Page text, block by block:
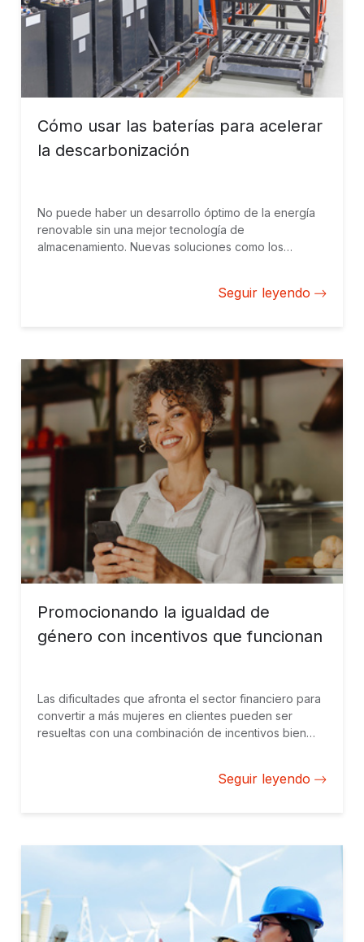
Cómo usar las baterías para acelerar
la descarbonización
No puede haber un desarrollo óptimo de la energía
renovable sin una mejor tecnología de
almacenamiento. Nuevas soluciones como los
Seguir leyendo
Promocionando la igualdad de
género con incentivos que funcionan
Las dificultades que afronta el sector financiero para
convertir a más mujeres en clientes pueden ser
resueltas con una combinación de incentivos bien
Seguir leyendo